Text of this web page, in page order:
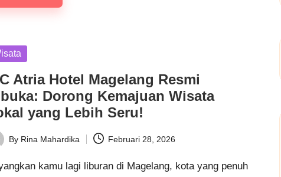
Atria Hotel Magelang Resmi
Dorong Kemajuan Wisata
yang Lebih Seru!
By Rina Mahardika Februari 28, 2026
kamu lagi liburan di Magelang, kota yang penuh